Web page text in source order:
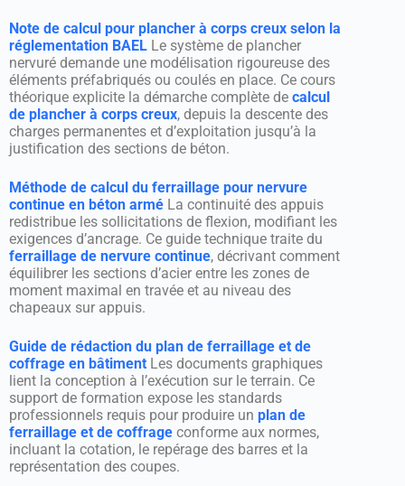
Note de calcul pour plancher à corps creux selon la
réglementation BAEL Le système de plancher
nervuré demande une modélisation rigoureuse des
éléments préfabriqués ou coulés en place. Ce cours
théorique explicite la démarche complète de calcul
de plancher à corps creux, depuis la descente des
charges permanentes et d’exploitation jusqu’à la
justification des sections de béton.
Méthode de calcul du ferraillage pour nervure
continue en béton armé La continuité des appuis
redistribue les sollicitations de flexion, modifiant les
exigences d’ancrage. Ce guide technique traite du
ferraillage de nervure continue, décrivant comment
équilibrer les sections d’acier entre les zones de
moment maximal en travée et au niveau des
chapeaux sur appuis.
Guide de rédaction du plan de ferraillage et de
coffrage en bâtiment Les documents graphiques
lient la conception à l’exécution sur le terrain. Ce
support de formation expose les standards
professionnels requis pour produire un plan de
ferraillage et de coffrage conforme aux normes,
incluant la cotation, le repérage des barres et la
représentation des coupes.